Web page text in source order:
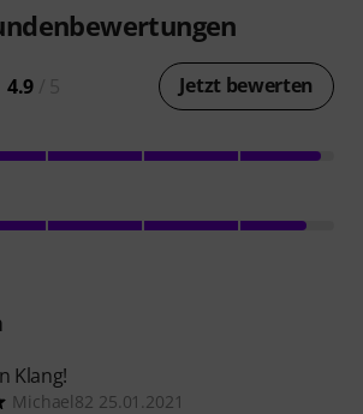
4.9 Jetzt bewerten
Klang!
Michael82 25.01.2021